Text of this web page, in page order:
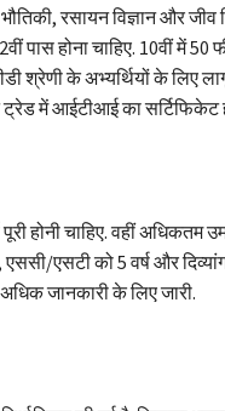
रसायन विज्ञान और जीव
पास होना चाहिए. 10वीं में 50
श्रेणी के अभ्यर्थियों के लिए
में आईटीआई का सर्टिफिकेट
होनी चाहिए. वहीं अधिकतम
एसटी को 5 वर्ष और
जानकारी के लिए जारी.